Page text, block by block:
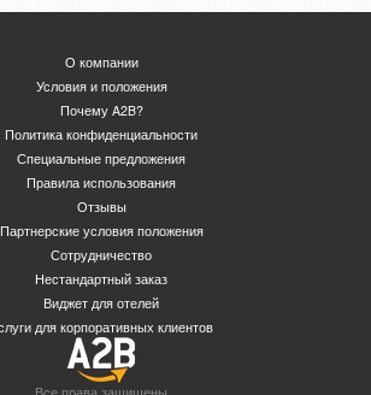
О компании
Условия и положения
Почему A2B?
Политика конфиденциальности
Специальные предложения
Правила использования
Отзывы
Партнерские условия положения
Сотрудничество
Нестандартный заказ
Виджет для отелей
для корпоративных клиентов